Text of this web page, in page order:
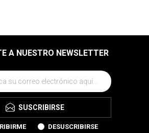
A NUESTRO NEWSLETTER
SUSCRIBIRSE
DESUSCRIBIRSE